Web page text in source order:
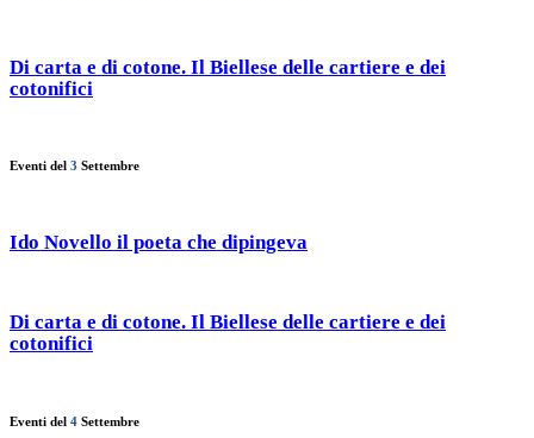
Di carta e di cotone. Il Biellese delle cartiere e dei
cotonifici
Eventi del 3 Settembre
Ido Novello il poeta che dipingeva
Di carta e di cotone. Il Biellese delle cartiere e dei
cotonifici
Eventi del 4 Settembre